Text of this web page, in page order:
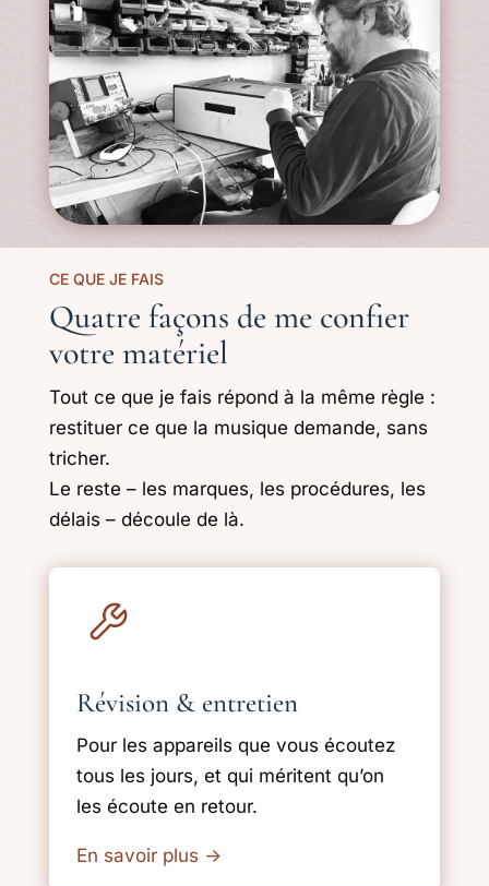
CE QUE JE FAIS
Quatre façons de me confier
votre matériel
Tout ce que je fais répond à la même règle :
restituer ce que la musique demande, sans
tricher.
Le reste – les marques, les procédures, les
délais – découle de là.
Révision & entretien
Pour les appareils que vous écoutez
tous les jours, et qui méritent qu’on
les écoute en retour.
En savoir plus →